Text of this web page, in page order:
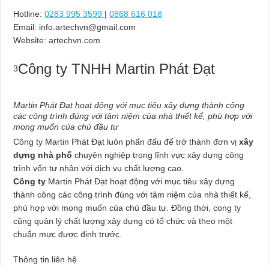
Hotline: 0283 995 3599 |0868 616 018
Email: info.artechvn@gmail.com
Website: artechvn.com
3Công ty TNHH Martin Phát Đạt
Martin Phát Đạt hoạt động với mục tiêu xây dựng thành công
các công trình đúng với tâm niệm của nhà thiết kế, phù hợp với
mong muốn của chủ đầu tư
Công ty Martin Phát Đạt luôn phấn đấu để trở thành đơn vịxây
dựng nhà phố chuyên nghiệp trong lĩnh vực xây dựng công
trình vốn tư nhân với dịch vụ chất lượng cao.
Công ty Martin Phát Đạt hoạt động với mục tiêu xây dựng
thành công các công trình đúng với tâm niệm của nhà thiết kế,
phù hợp với mong muốn của chủ đầu tư. Đồng thời, cong ty
cũng quản lý chất lượng xây dựng có tổ chức và theo một
chuẩn mực được định trước.
Thông tin liên hệ